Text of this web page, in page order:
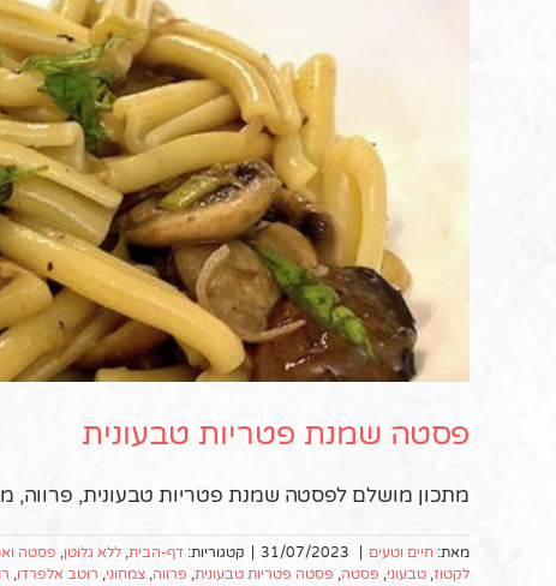
פסטה שמנת פטריות טבעונית
מתכון מושלם לפסטה שמנת פטריות טבעונית, פרווה,
מאת: חיים וטעים 31/07/2023 קטגוריות: דף-הבית, ללא גלוטן, פסטה
לקטוז, טבעוני, פסטה, פסטה פטריות טבעונית, פרווה, צמחוני, רוטב אלפרדו,